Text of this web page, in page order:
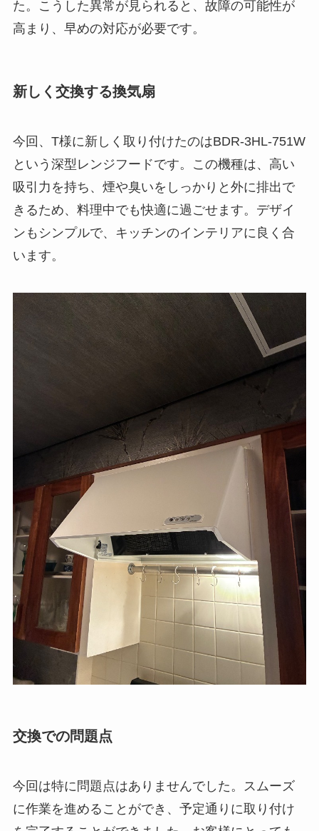
た。こうした異常が見られると、故障の可能性が
高まり、早めの対応が必要です。
新しく交換する換気扇
今回、T様に新しく取り付けたのはBDR-3HL-751W
という深型レンジフードです。この機種は、高い
吸引力を持ち、煙や臭いをしっかりと外に排出で
きるため、料理中でも快適に過ごせます。デザイ
ンもシンプルで、キッチンのインテリアに良く合
います。
交換での問題点
今回は特に問題点はありませんでした。スムーズ
に作業を進めることができ、予定通りに取り付け